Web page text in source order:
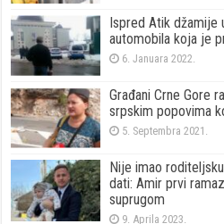
Ispred Atik džamije
automobila koja je
6. Januara 2022.
Građani Crne Gore
srpskim popovima
5. Septembra 2021.
Nije imao
dati: Amir prvi
suprugom
9. Aprila 2023.